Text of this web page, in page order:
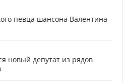
певца шансона Валентина
новый депутат из рядов